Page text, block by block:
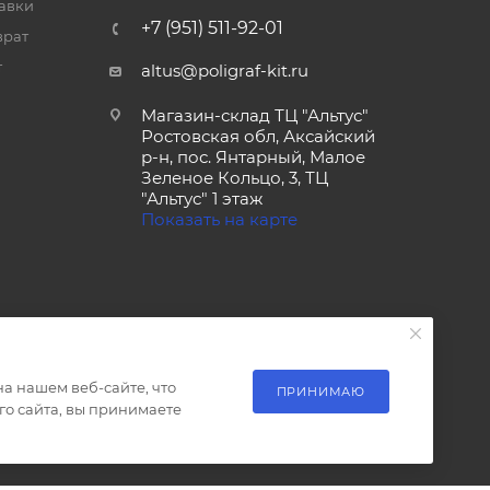
+7 (951) 511-92-01
altus@poligraf-kit.ru
Магазин-склад ТЦ "Альтус"
Ростовская обл, Аксайский
р-н, пос. Янтарный, Малое
Зеленое Кольцо, 3, ТЦ
"Альтус" 1 этаж
Показать на карте
нашем веб-сайте, что
сайта, вы принимаете
ПРИНИМАЮ